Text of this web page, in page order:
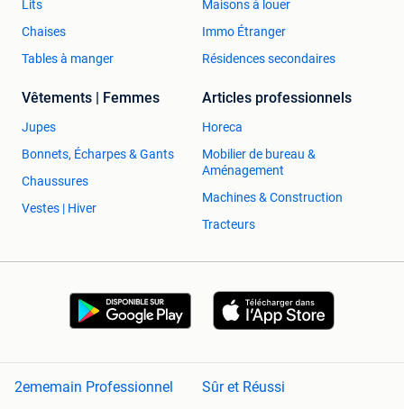
Lits
Chaises
Tables à manger
Maisons à louer
Immo Étranger
Résidences secondaires
Vêtements | Femmes
Jupes
Bonnets, Écharpes & Gants
Chaussures
Vestes | Hiver
Articles professionnels
Horeca
Mobilier de bureau &
Aménagement
Machines & Construction
Tracteurs
2ememain Professionnel Sûr et Réussi